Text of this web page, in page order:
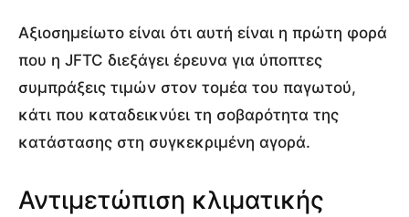
Αξιοσημείωτο είναι ότι αυτή είναι η πρώτη φορά
που η JFTC διεξάγει έρευνα για ύποπτες
συμπράξεις τιμών στον τομέα του παγωτού,
κάτι που καταδεικνύει τη σοβαρότητα της
κατάστασης στη συγκεκριμένη αγορά.
Αντιμετώπιση κλιματικής